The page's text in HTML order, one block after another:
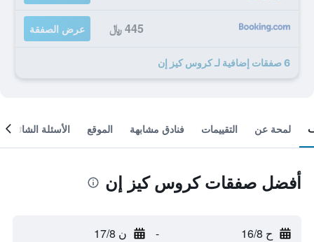
445 ﷼ عرض الصفقة
6 صفقات إضافية لـ كروس كيز إن
لمحة عن التقييمات فنادق مشابهة الموقع الأسئلة الشائعة
أفضل صفقات كروس كيز إن
ح 16/8 - ن 17/8